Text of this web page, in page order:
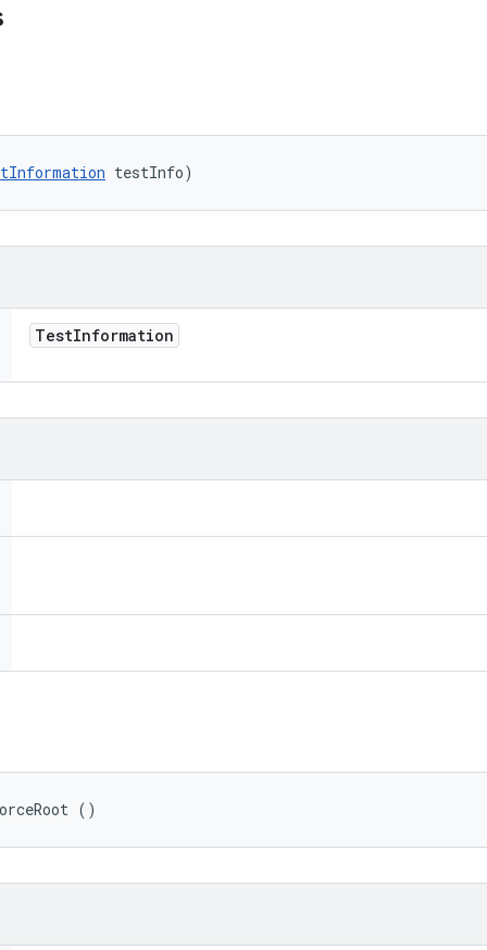
testInfo)
TestInformation
()